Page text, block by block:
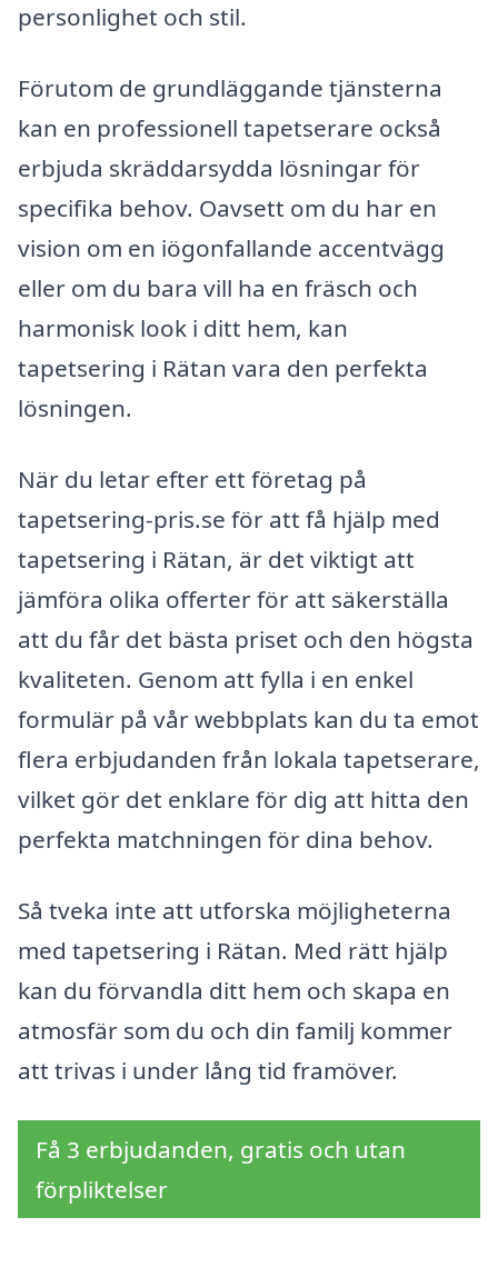
personlighet och stil.
Förutom de grundläggande tjänsterna
kan en professionell tapetserare också
erbjuda skräddarsydda lösningar för
specifika behov. Oavsett om du har en
vision om en iögonfallande accentvägg
eller om du bara vill ha en fräsch och
harmonisk look i ditt hem, kan
tapetsering i Rätan vara den perfekta
lösningen.
När du letar efter ett företag på
tapetsering-pris.se för att få hjälp med
tapetsering i Rätan, är det viktigt att
jämföra olika offerter för att säkerställa
att du får det bästa priset och den högsta
kvaliteten. Genom att fylla i en enkel
formulär på vår webbplats kan du ta emot
flera erbjudanden från lokala tapetserare,
vilket gör det enklare för dig att hitta den
perfekta matchningen för dina behov.
Så tveka inte att utforska möjligheterna
med tapetsering i Rätan. Med rätt hjälp
kan du förvandla ditt hem och skapa en
atmosfär som du och din familj kommer
att trivas i under lång tid framöver.
Få 3 erbjudanden, gratis och utan
förpliktelser